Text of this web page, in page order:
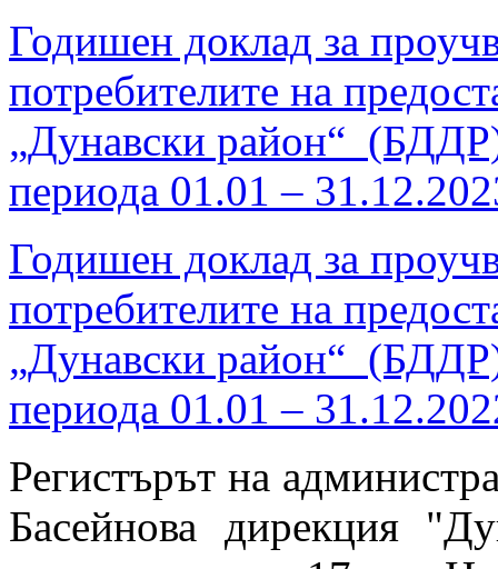
Годишен доклад за
потребителите на
„Дунавски район“
периода 01.01 –
Годишен доклад за
потребителите на
„Дунавски район“
периода 01.01 –
Регистърът на
Басейнова дирекция